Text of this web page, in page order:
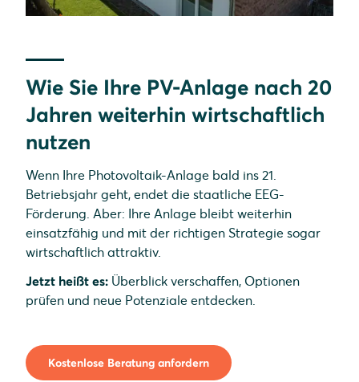
Wie Sie Ihre PV-Anlage nach 20
Jahren weiterhin wirtschaftlich
nutzen
Wenn Ihre Photovoltaik-Anlage bald ins 21.
Betriebsjahr geht, endet die staatliche EEG-
Förderung. Aber: Ihre Anlage bleibt weiterhin
einsatzfähig und mit der richtigen Strategie sogar
wirtschaftlich attraktiv.
Jetzt heißt es: Überblick verschaffen, Optionen
prüfen und neue Potenziale entdecken.
Kostenlose Beratung anfordern